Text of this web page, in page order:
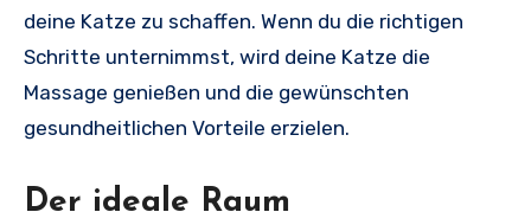
deine Katze zu schaffen. Wenn du die richtigen
Schritte unternimmst, wird deine Katze die
Massage genießen und die gewünschten
gesundheitlichen Vorteile erzielen.
Der ideale Raum